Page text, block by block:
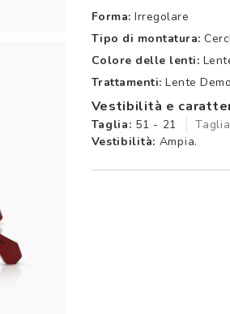
Forma: Irregolare
Tipo di montatura:
Colore delle lenti:
Trattamenti: Lente Demo
Vestibilità e
Taglia: 51 - 21
Vestibilità: Ampia.